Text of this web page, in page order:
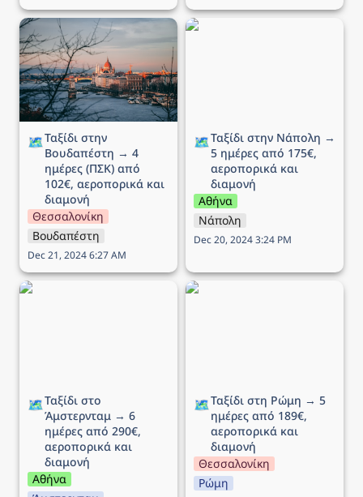
Ταξίδι στην Βουδαπέστη
→ 4 ημέρες (ΠΣΚ) από
102€, αεροπορικά και
διαμονή
🗺️Ταξίδι στην
Βουδαπέστη → 4
ημέρες (ΠΣΚ) από
102€, αεροπορικά και
διαμονή
Θεσσαλονίκη
Βουδαπέστη
Dec 21, 2024 6:27 AM
Ταξίδι στην Νάπολη → 5
🗺️Ταξίδι στην Νάπολη →
5 ημέρες από 175€,
αεροπορικά και
διαμονή
Αθήνα
Νάπολη
Dec 20, 2024 3:24 PM
Ταξίδι στο Άμστερνταμ →
🗺️Ταξίδι στο
Άμστερνταμ → 6
ημέρες από 290€,
αεροπορικά και
διαμονή
Αθήνα
Ταξίδι στη Ρώμη → 5
🗺️Ταξίδι στη Ρώμη → 5
ημέρες από 189€,
αεροπορικά και
διαμονή
Θεσσαλονίκη
Ρώμη